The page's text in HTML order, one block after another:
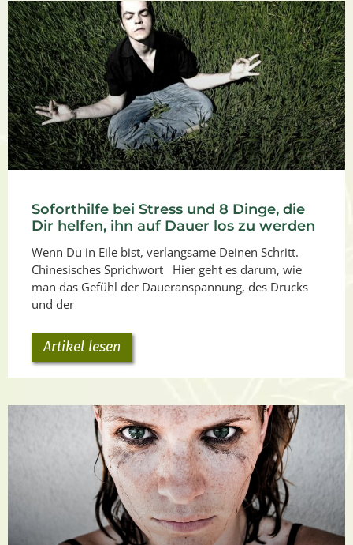
Soforthilfe bei Stress und 8 Dinge, die
Dir helfen, ihn auf Dauer los zu werden
Wenn Du in Eile bist, verlangsame Deinen Schritt.
Chinesisches Sprichwort Hier geht es darum, wie
man das Gefühl der Daueranspannung, des Drucks
und der
Artikel lesen